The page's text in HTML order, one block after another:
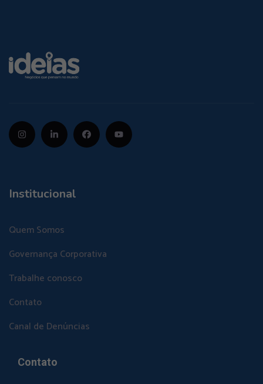
Institucional
Quem Somos
Governança Corporativa
Trabalhe conosco
Contato
Canal de Denúncias
Contato